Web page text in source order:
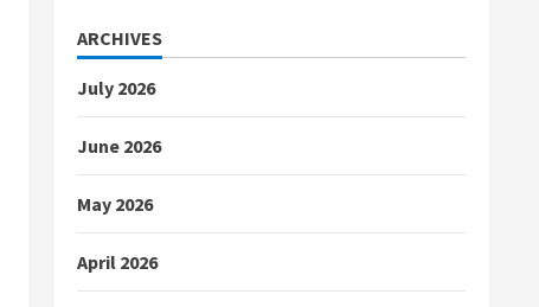
ARCHIVES
July 2026
June 2026
May 2026
April 2026